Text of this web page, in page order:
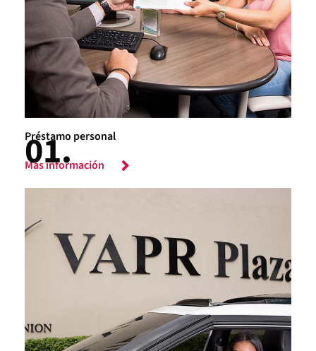
Préstamo personal
Más información